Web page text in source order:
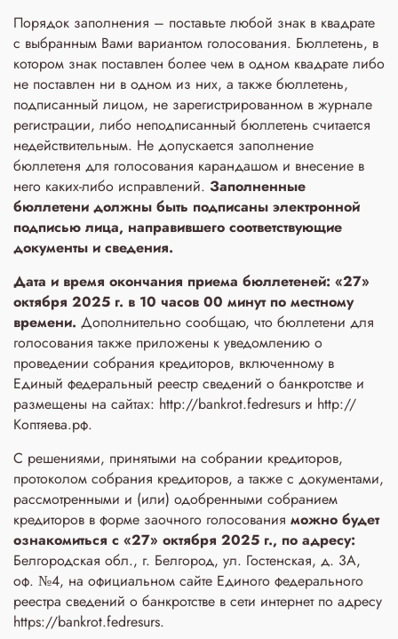
Порядок заполнения – поставьте любой знак в квадрате
с выбранным Вами вариантом голосования. Бюллетень, в
котором знак поставлен более чем в одном квадрате либо
не поставлен ни в одном из них, а также бюллетень,
подписанный лицом, не зарегистрированном в журнале
регистрации, либо неподписанный бюллетень считается
недействительным. Не допускается заполнение
бюллетеня для голосования карандашом и внесение в
него каких-либо исправлений. Заполненные
бюллетени должны быть подписаны электронной
подписью лица, направившего соответствующие
документы и сведения.
Дата и время окончания приема бюллетеней: «27»
октября 2025 г. в 10 часов 00 минут по местному
времени. Дополнительно сообщаю, что бюллетени для
голосования также приложены к уведомлению о
проведении собрания кредиторов, включенному в
Единый федеральный реестр сведений о банкротстве и
размещены на сайтах: http://bankrot.fedresurs и http://
Коптяева.рф.
С решениями, принятыми на собрании кредиторов,
протоколом собрания кредиторов, а также с документами,
рассмотренными и (или) одобренными собранием
кредиторов в форме заочного голосования можно будет
ознакомиться с «27» октября 2025 г., по адресу:
Белгородская обл., г. Белгород, ул. Гостенская, д. 3A,
оф. №4, на официальном сайте Единого федерального
реестра сведений о банкротстве в сети интернет по адресу
https://bankrot.fedresurs.